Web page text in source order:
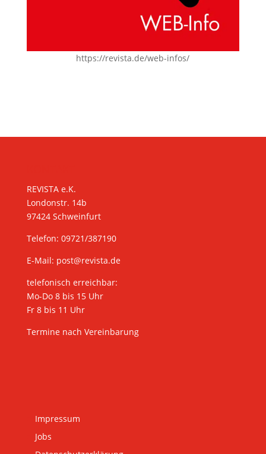
https://revista.de/web-infos/
REVISTA e.K.
Londonstr. 14b
97424 Schweinfurt
Telefon: 09721/387190
E-Mail: post@revista.de
telefonisch erreichbar:
Mo-Do 8 bis 15 Uhr
Fr 8 bis 11 Uhr
Termine nach Vereinbarung
Impressum
Jobs